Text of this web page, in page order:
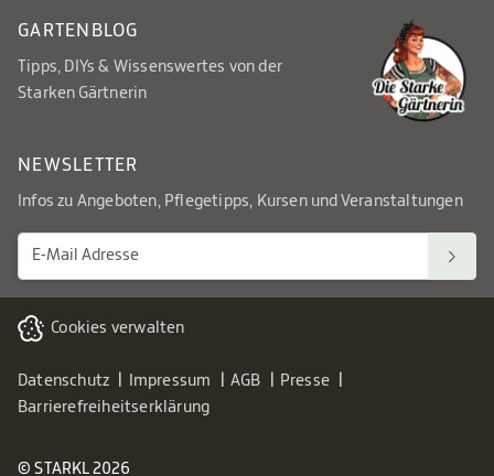
GARTENBLOG
Tipps, DIYs & Wissenswertes von der
Starken Gärtnerin
NEWSLETTER
Infos zu Angeboten, Pflegetipps, Kursen und Veranstaltungen
Cookies verwalten
Datenschutz Impressum AGB
Presse
Barrierefreiheitserklärung
© STARKL 2026